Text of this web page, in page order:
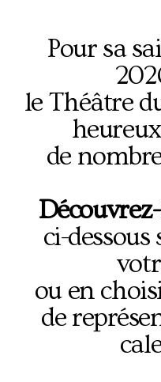
Pour sa
le Théâtre
de
ci-
ou en
de